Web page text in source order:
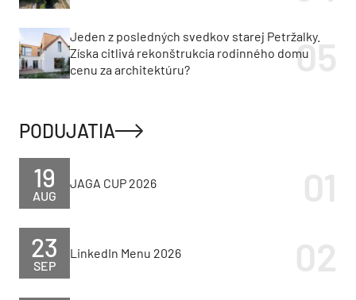
Jeden z posledných svedkov starej Petržalky.
Získa citlivá rekonštrukcia rodinného domu
cenu za architektúru?
PODUJATIA
AUG
19 JAGA CUP 2026
SEP
23 LinkedIn Menu 2026